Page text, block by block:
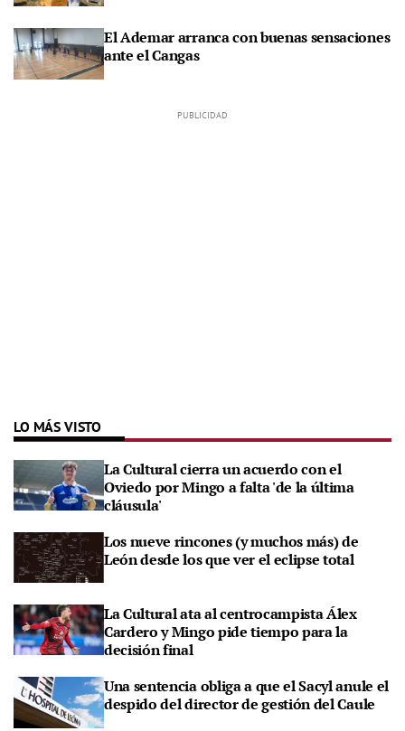
El Ademar arranca con buenas sensaciones
ante el Cangas
LO MÁS VISTO
La Cultural cierra un acuerdo con el
Oviedo por Mingo a falta 'de la última
cláusula'
Los nueve rincones (y muchos más) de
León desde los que ver el eclipse total
La Cultural ata al centrocampista Álex
Cardero y Mingo pide tiempo para la
decisión final
Una sentencia obliga a que el Sacyl anule el
despido del director de gestión del Caule